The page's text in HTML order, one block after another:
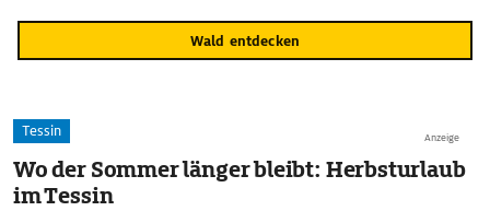
Wald entdecken
Anzeige
Tessin
Wo der Sommer länger bleibt: Herbsturlaub
im Tessin